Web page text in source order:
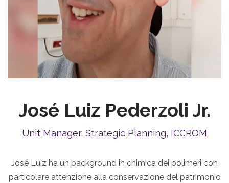
José Luiz Pederzoli Jr.
Unit Manager, Strategic Planning, ICCROM
José Luiz ha un background in chimica dei polimeri con
particolare attenzione alla conservazione del patrimonio